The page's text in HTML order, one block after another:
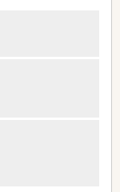
しており、有給消化
、残業代は1分単位
には時短勤務制度
を高めて在宅分野の